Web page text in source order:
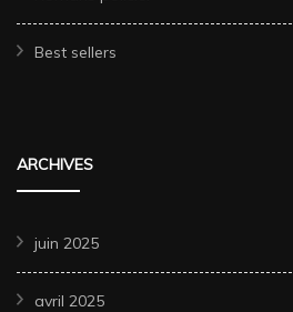
Best sellers
ARCHIVES
juin 2025
avril 2025